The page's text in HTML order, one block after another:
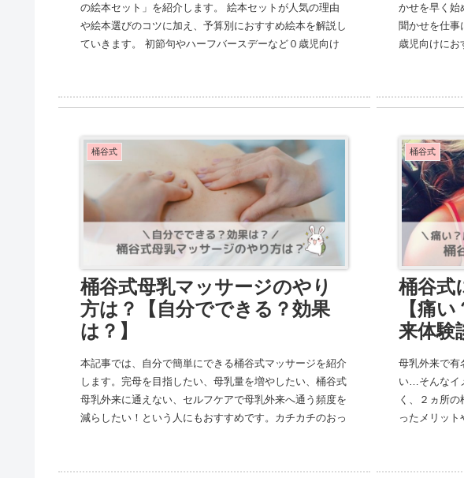
の絵本セット」を紹介します。 絵本セットが人気の理由
や絵本選びのコツに加え、予算別におすすめ絵本を解説し
ていきます。 初節句やハーフバースデーなど０歳児向け
かせを早く始
聞かせを仕事
歳児向けにお
桶谷式
桶谷式母乳マッサージのやり
方は？【自分でできる？効果
は？】
本記事では、自分で簡単にできる桶谷式マッサージを紹介
します。完母を目指したい、母乳量を増やしたい、桶谷式
母乳外来に通えない、セルフケアで母乳外来へ通う頻度を
減らしたい！という人にもおすすめです。カチカチのおっ
桶谷式
桶谷式
【痛
来体験
母乳外来で有
い…そんなイ
く、２ヵ所
ったメリット